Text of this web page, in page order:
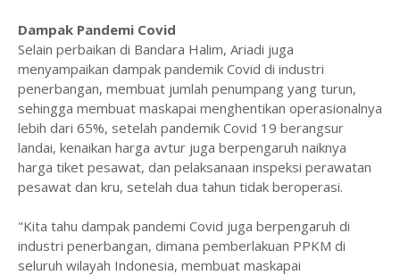
Dampak Pandemi Covid
Selain perbaikan di Bandara Halim, Ariadi juga
menyampaikan dampak pandemik Covid di industri
penerbangan, membuat jumlah penumpang yang turun,
sehingga membuat maskapai menghentikan operasionalnya
lebih dari 65%, setelah pandemik Covid 19 berangsur
landai, kenaikan harga avtur juga berpengaruh naiknya
harga tiket pesawat, dan pelaksanaan inspeksi perawatan
pesawat dan kru, setelah dua tahun tidak beroperasi.
"Kita tahu dampak pandemi Covid juga berpengaruh di
industri penerbangan, dimana pemberlakuan PPKM di
seluruh wilayah Indonesia, membuat maskapai